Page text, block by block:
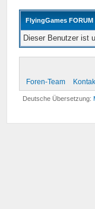
FlyingGames FORUM
Dieser Benutzer ist
Foren-Team
Deutsche Übersetzung: